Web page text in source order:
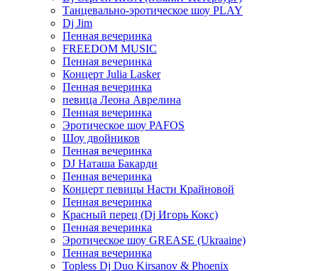
Танцевально-эротическое шоу PLAY
Dj Jim
Пенная вечеринка
FREEDOM MUSIC
Пенная вечеринка
Концерт Julia Lasker
Пенная вечеринка
певица Леона Аврелина
Пенная вечеринка
Эротическое шоу PAFOS
Шоу двойников
Пенная вечеринка
DJ Наташа Бакарди
Пенная вечеринка
Концерт певицы Насти Крайновой
Пенная вечеринка
Красный перец (Dj Игорь Кокс)
Пенная вечеринка
Эротическое шоу GREASE (Ukraaine)
Пенная вечеринка
Topless Dj Duo Kirsanov & Phoenix